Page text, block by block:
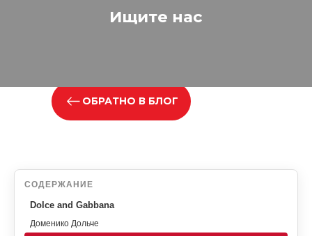
Ищите нас
ОБРАТНО В БЛОГ
СОДЕРЖАНИЕ
Dolce and Gabbana
Доменико Дольче